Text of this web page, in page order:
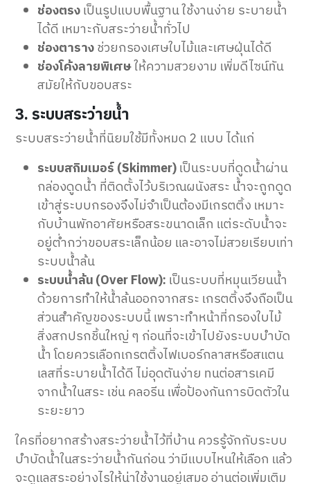
ช่องตรงเป็นรูปแบบพื้นฐาน ใช้งานง่าย ระบายน้ำ
ได้ดี เหมาะกับสระว่ายน้ำทั่วไป
ช่องตารางช่วยกรองเศษใบไม้และเศษฝุ่นได้ดี
ช่องโค้งลายพิเศษให้ความสวยงาม เพิ่มดีไซน์ทัน
สมัยให้กับขอบสระ
3. ระบบสระว่ายน้ำ
ระบบสระว่ายน้ำที่นิยมใช้มีทั้งหมด 2 แบบ ได้แก่
ระบบสกิมเมอร์ (Skimmer)เป็นระบบที่ดูดน้ำผ่าน
กล่องดูดน้ำ ที่ติดตั้งไว้บริเวณผนังสระ น้ำจะถูกดูด
เข้าสู่ระบบกรองจึงไม่จำเป็นต้องมีเกรตติ้ง เหมาะ
กับบ้านพักอาศัยหรือสระขนาดเล็ก แต่ระดับน้ำจะ
อยู่ต่ำกว่าขอบสระเล็กน้อย และอาจไม่สวยเรียบเท่า
ระบบน้ำล้น
ระบบน้ำล้น (Over Flow): เป็นระบบที่หมุนเวียนน้ำ
ด้วยการทำให้น้ำล้นออกจากสระ เกรตติ้งจึงถือเป็น
ส่วนสำคัญของระบบนี้ เพราะทำหน้าที่กรองใบไม้
สิ่งสกปรกชิ้นใหญ่ ๆ ก่อนที่จะเข้าไปยังระบบบำบัด
น้ำ โดยควรเลือกเกรตติ้งไฟเบอร์กลาสหรือสแตน
เลสที่ระบายน้ำได้ดี ไม่อุดตันง่าย ทนต่อสารเคมี
จากน้ำในสระ เช่น คลอรีน เพื่อป้องกันการบิดตัวใน
ระยะยาว
ใครที่อยากสร้างสระว่ายน้ำไว้ที่บ้าน ควรรู้จักกับระบบ
บำบัดน้ำในสระว่ายน้ำกันก่อน ว่ามีแบบไหนให้เลือก แล้ว
จะดูแลสระอย่างไรให้น่าใช้งานอยู่เสมอ อ่านต่อเพิ่มเติม